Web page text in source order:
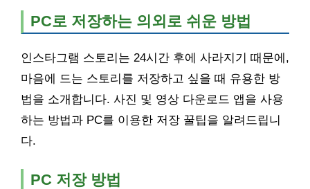
PC로 저장하는 의외로 쉬운 방법
인스타그램 스토리는 24시간 후에 사라지기 때문에,
마음에 드는 스토리를 저장하고 싶을 때 유용한 방
법을 소개합니다. 사진 및 영상 다운로드 앱을 사용
하는 방법과 PC를 이용한 저장 꿀팁을 알려드립니
다.
PC 저장 방법